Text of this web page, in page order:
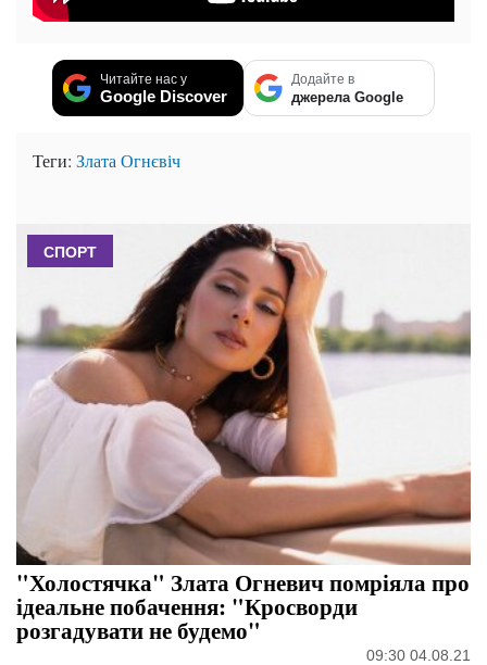
Читайте нас у
Google Discover
Додайте в
джерела Google
Теги: Злата Огнєвіч
СПОРТ
"Холостячка" Злата Огневич помріяла про
ідеальне побачення: "Кросворди
розгадувати не будемо"
09:30 04.08.21